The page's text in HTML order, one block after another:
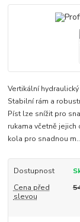
Vertikální
Stabilní rám a
Píst lze snížit pro
rukama včetně
kola pro snadnou
Dostupnost
Cena před
slevou